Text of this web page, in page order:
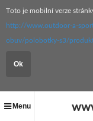
Toto je mobilní verze
http://www.outdoor-a-
obuv/polobotky-s3/
Ok
Menu